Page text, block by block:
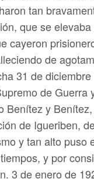
tan
que se
cayeron
de
31 de
de
Benítez y
de Igueriben,
y tan alto
y por
3 de enero de